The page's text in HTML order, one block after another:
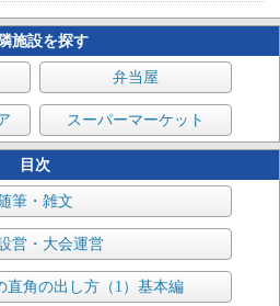
施設を探す
弁当屋
スーパーマーケット
目次
随筆・雑文
営・大会運営
直角の出し方（1）基本編